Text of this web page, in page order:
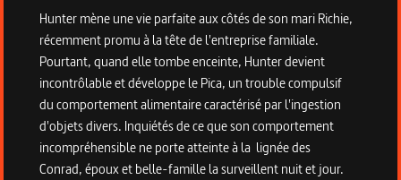
Hunter mène une vie parfaite aux côtés de son mari Richie,
récemment promu à la tête de l'entreprise familiale.
Pourtant, quand elle tombe enceinte, Hunter devient
incontrôlable et développe le Pica, un trouble compulsif
du comportement alimentaire caractérisé par l'ingestion
d'objets divers. Inquiétés de ce que son comportement
incompréhensible ne porte atteinte à la lignée des
Conrad, époux et belle-famille la surveillent nuit et jour.